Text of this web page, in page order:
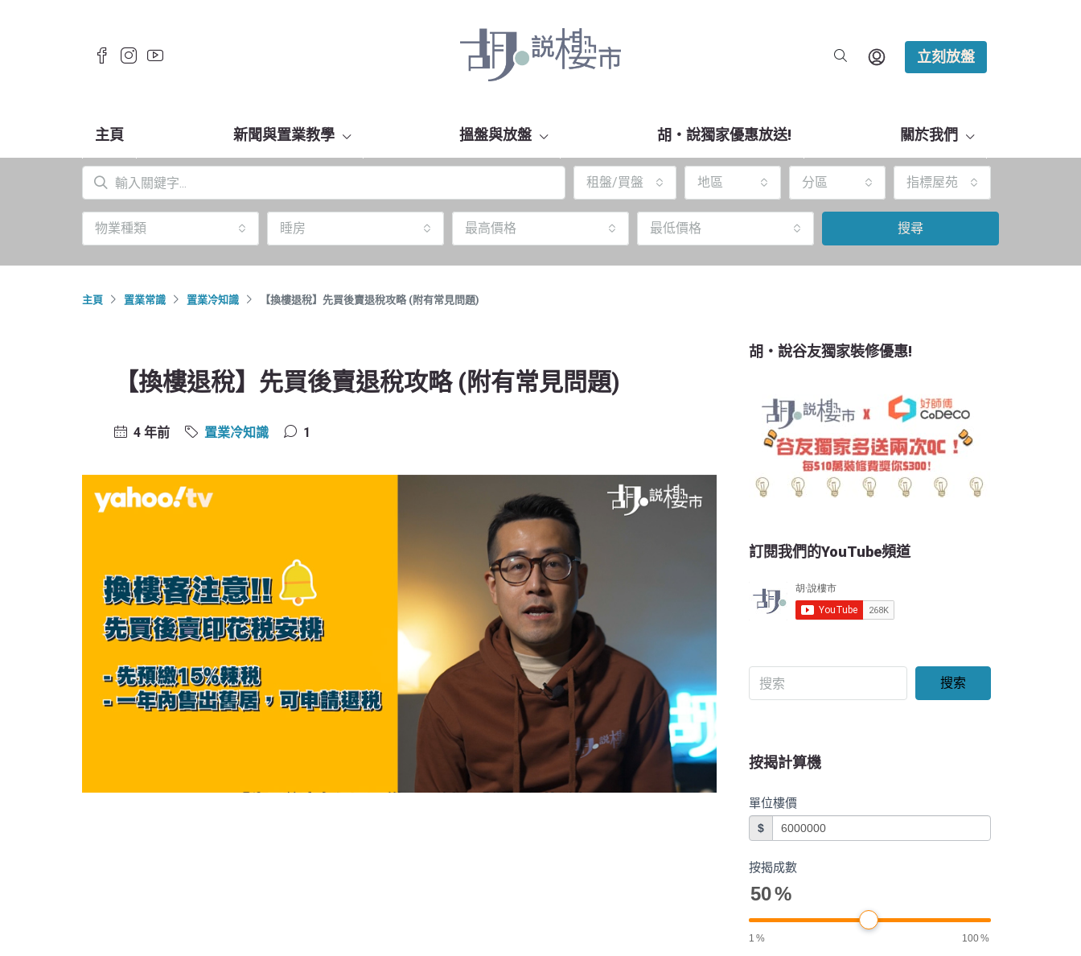
立刻放盤
主頁 新聞與置業教學 搵盤與放盤 胡‧說獨家優惠放送! 關於我們
租盤/買盤 地區 分區 指標屋苑
物業種類 睡房 最高價格 最低價格 搜尋
主頁 置業常識 置業冷知識 【換樓退稅】先買後賣退稅攻略 (附有常見問題)
【換樓退稅】先買後賣退稅攻略 (附有常見問題)
4 年前 置業冷知識 1
胡‧說谷友獨家裝修優惠!
訂閱我們的YouTube頻道
搜索
按揭計算機
單位樓價
$
按揭成數
50%
1 % 100%